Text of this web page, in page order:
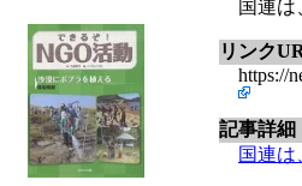
国連は
リンク
https://
記事詳細
国連